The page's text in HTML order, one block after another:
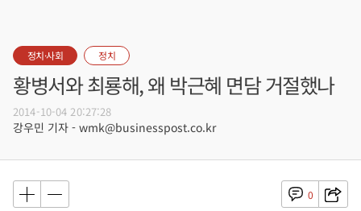
정치·사회 정치
황병서와 최룡해, 왜 박근혜 면담 거절했나
2014-10-04 20:27:28
강우민 기자 - wmk@businesspost.co.kr
0